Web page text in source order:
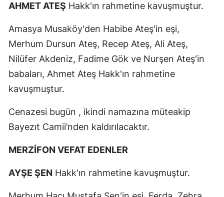
AHMET ATEŞ Hakk'ın rahmetine kavuşmuştur.
Amasya Musaköy'den Habibe Ateş'in eşi,
Merhum Dursun Ateş, Recep Ateş, Ali Ateş,
Nilüfer Akdeniz, Fadime Gök ve Nurşen Ateş'in
babaları, Ahmet Ateş Hakk'ın rahmetine
kavuşmuştur.
Cenazesi bugün , ikindi namazına müteakip
Bayezıt Camii’nden kaldırılacaktır.
MERZİFON VEFAT EDENLER
AYŞE ŞEN Hakk'ın rahmetine kavuşmuştur.